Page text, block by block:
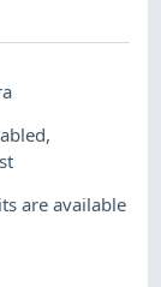
,
are available